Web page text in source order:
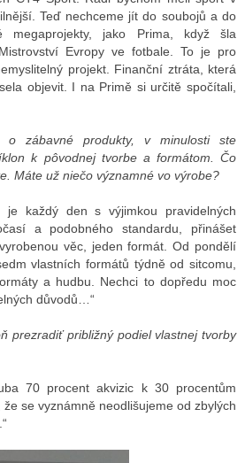
Teď nechceme jít do soubojů a do
jako Prima, když šla
Evropy ve fotbale. To je pro
projekt. Finanční ztráta, která
objevit. I na Primě si určitě spočítali,
zábavné produkty, v minulosti ste
k pôvodnej tvorbe a formátom. Čo
Máte už niečo významné vo výrobe?
je každý den s výjimkou pravidelných
a podobného standardu, přinášet
věc, jeden formát. Od pondělí
vlastních formátů týdně od sitcomu,
a hudbu. Nechci to dopředu moc
důvodů…“
prezradiť približný podiel vlastnej tvorby
70 procent akvizic k 30 procentům
se vyznámně neodlišujeme od zbylých